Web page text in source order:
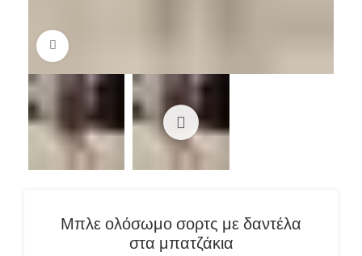
Μπλε ολόσωμο σορτς με δαντέλα
στα μπατζάκια